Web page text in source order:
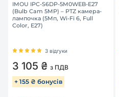
IMOU IPC-S6DP-5M0WEB-E27
(Bulb Cam 5MP) – PTZ камера-
лампочка (5Мп, Wi-Fi 6, Full
Color, E27)
3 відгуки
3 105 ₴ з ПДВ
+ 155 ₴ бонусів